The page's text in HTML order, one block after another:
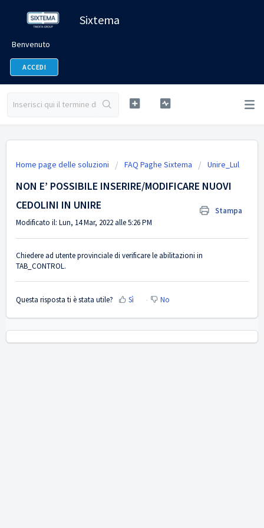
Sixtema
Benvenuto
ACCEDI
Home page delle soluzioni FAQ Paghe Sixtema Unire_Lul
NON E’ POSSIBILE INSERIRE/MODIFICARE NUOVI
CEDOLINI IN UNIRE
Stampa
Modificato il: Lun, 14 Mar, 2022 alle 5:26 PM
Chiedere ad utente provinciale di verificare le abilitazioni in
TAB_CONTROL.
Questa risposta ti è stata utile? Sì No